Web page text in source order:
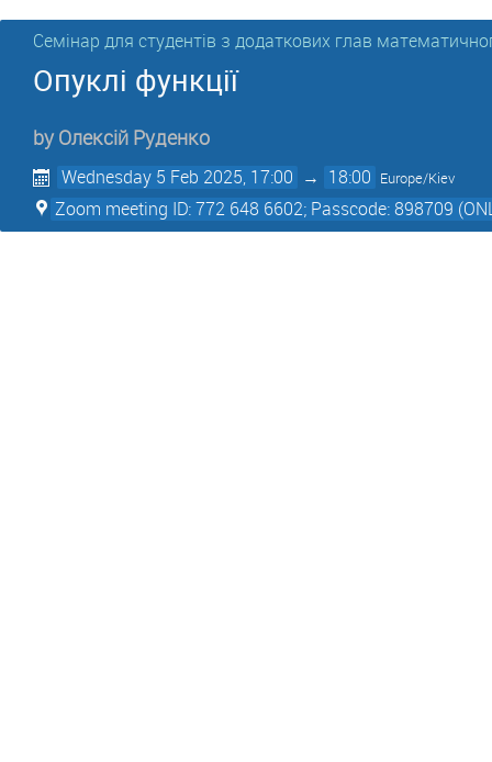
Семінар для студентів з додаткових глав
Опуклі функції
byОлексій Руденко
Wednesday 5 Feb 2025, 17:00 → 18:00 Europe/Kiev
Zoom meeting ID: 772 648 6602; Passcode: 898709